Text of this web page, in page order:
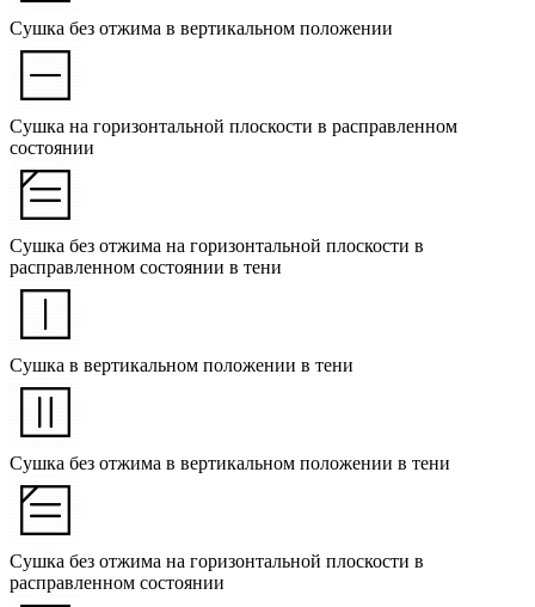
Сушка без отжима в вертикальном положении
Сушка на горизонтальной плоскости в расправленном
состоянии
Сушка без отжима на горизонтальной плоскости в
расправленном состоянии в тени
Сушка в вертикальном положении в тени
Сушка без отжима в вертикальном положении в тени
Сушка без отжима на горизонтальной плоскости в
расправленном состоянии